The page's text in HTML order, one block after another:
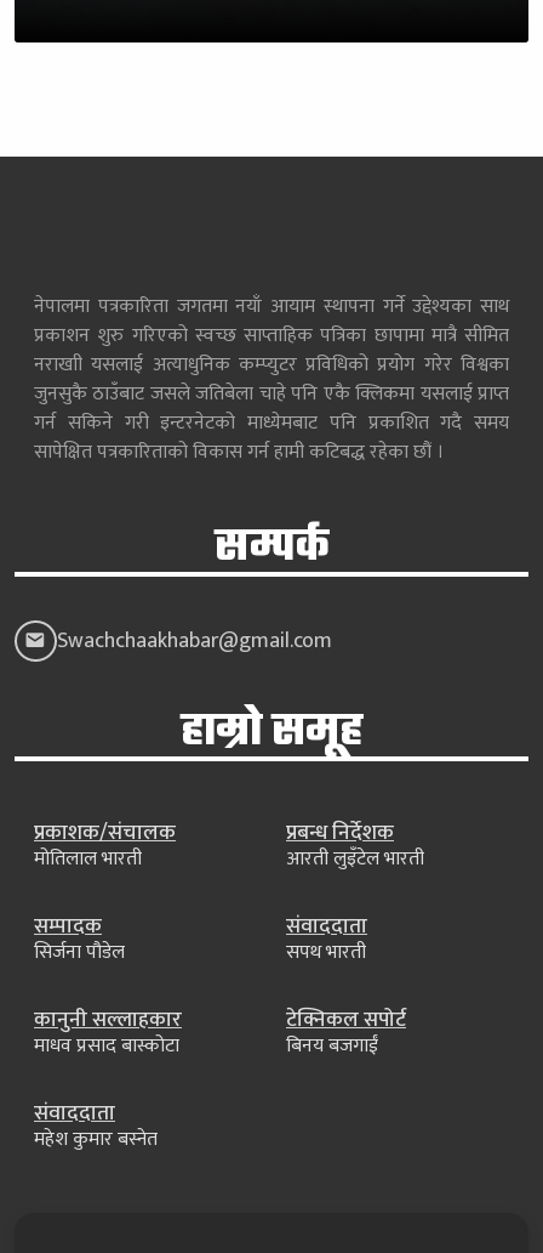
नेपालमा पत्रकारिता जगतमा नयाँ आयाम स्थापना गर्ने उद्देश्यका साथ
प्रकाशन शुरु गरिएको स्वच्छ साप्ताहिक पत्रिका छापामा मात्रै सीमित
नराखाी यसलाई अत्याधुनिक कम्प्युटर प्रविधिको प्रयोग गरेर विश्वका
जुनसुकै ठाउँबाट जसले जतिबेला चाहे पनि एकै क्लिकमा यसलाई प्राप्त
गर्न सकिने गरी इन्टरनेटको माध्येमबाट पनि प्रकाशित गदै समय
सापेक्षित पत्रकारिताको विकास गर्न हामी कटिबद्ध रहेका छौं ।
सम्पर्क
Swachchaakhabar@gmail.com
हाम्रो समूह
प्रकाशक/संचालक
मोतिलाल भारती
प्रबन्ध निर्देशक
आरती लुइँटेल भारती
सम्पादक
सिर्जना पौडेल
संवाददाता
सपथ भारती
कानुनी सल्लाहकार
माधव प्रसाद बास्कोटा
टेक्निकल सपोर्ट
बिनय बजगाईं
संवाददाता
महेश कुमार बस्नेत